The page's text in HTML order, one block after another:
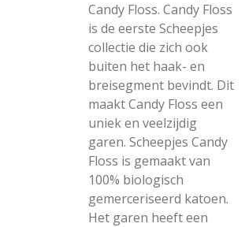
Candy Floss. Candy Floss
is de eerste Scheepjes
collectie die zich ook
buiten het haak- en
breisegment bevindt. Dit
maakt Candy Floss een
uniek en veelzijdig
garen. Scheepjes Candy
Floss is gemaakt van
100% biologisch
gemerceriseerd katoen.
Het garen heeft een